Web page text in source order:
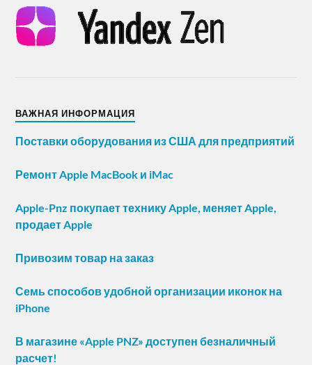
ВАЖНАЯ ИНФОРМАЦИЯ
Поставки оборудования из США для предприятий
Ремонт Apple MacBook и iMac
Apple-Pnz покупает технику Apple, меняет Apple,
продает Apple
Привозим товар на заказ
Семь способов удобной организации иконок на
iPhone
В магазине «Apple PNZ» доступен безналичный
расчет!